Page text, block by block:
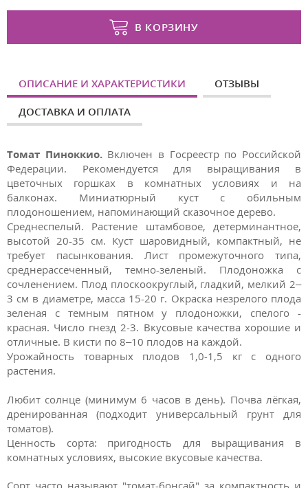
В КОРЗИНУ
ОПИСАНИЕ И ХАРАКТЕРИСТИКИ ОТЗЫВЫ
ДОСТАВКА И ОПЛАТА
Томат Пиноккио.Включен в Госреестр по Российской
Федерации. Рекомендуется для выращивания в
цветочных горшках в комнатных условиях и на
балконах. Миниатюрный куст с обильным
плодоношением, напоминающий сказочное дерево.
Среднеспелый. Растение штамбовое, детерминантное,
высотой 20-35 см. Куст шаровидный, компактный, не
требует пасынкования. Лист промежуточного типа,
среднерассеченный, темно-зеленый. Плодоножка с
сочленением. Плод плоскоокруглый, гладкий, мелкий 2–
3 см в диаметре, масса 15-20 г. Окраска незрелого плода
зеленая с темным пятном у плодоножки, спелого -
красная. Число гнезд 2-3. Вкусовые качества хорошие и
отличные. В кисти по 8–10 плодов на каждой.
Урожайность товарных плодов 1,0-1,5 кг с одного
растения.
Любит солнце (минимум 6 часов в день). Почва лёгкая,
дренированная (подходит универсальный грунт для
томатов).
Ценность сорта: пригодность для выращивания в
комнатных условиях, высокие вкусовые качества.